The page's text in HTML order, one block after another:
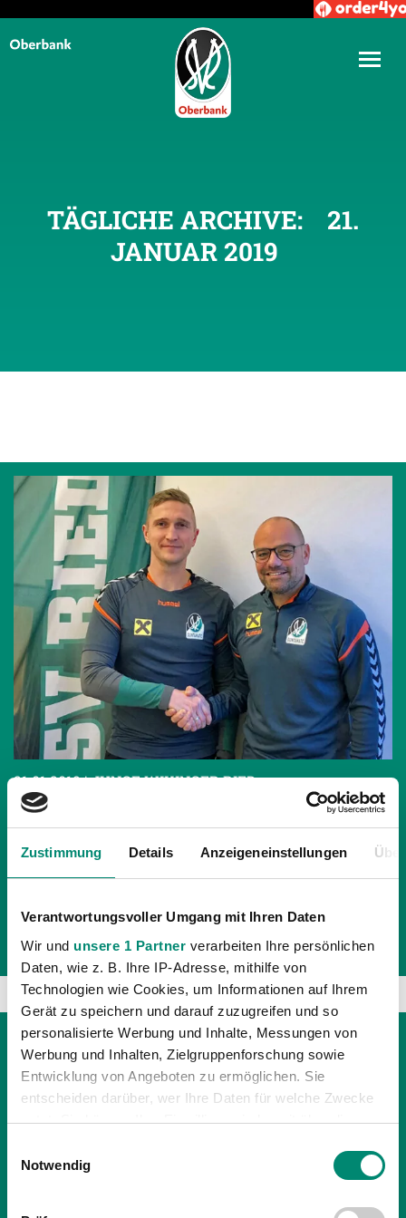
Zustimmung Details Anzeigeneinstellungen
Verantwortungsvoller Umgang mit Ihren Daten
Wir und unsere 1 Partner verarbeiten Ihre persönlichen
Daten, wie z. B. Ihre IP-Adresse, mithilfe von
Technologien wie Cookies, um Informationen auf Ihrem
Gerät zu speichern und darauf zuzugreifen und so
personalisierte Werbung und Inhalte, Messungen von
Werbung und Inhalten, Zielgruppenforschung sowie
Entwicklung von Angeboten zu ermöglichen. Sie
entscheiden darüber, wer Ihre Daten für welche Zwecke
nutzt. Sie können Ihre Einwilligung jederzeit über die
Trigger Symbol ändern oder widerrufen
Erfahren Sie mehr darüber, wie Ihre persönlichen Daten
Notwendig
TÄGLICHE ARCHIVE:
21.
JANUAR 2019
21.01.2019| JUNGE WIKINGER RIED
DOPPELSPITZE BEI DEN JUNGEN
WIKINGERN
Die Jungen Wikinger Ried, Vierter in der OÖ Liga nach
Thomas Weissenböck als Cheftrainer und Stefan
Unterberger als Teamchef geführt. Als Co-Trainer st